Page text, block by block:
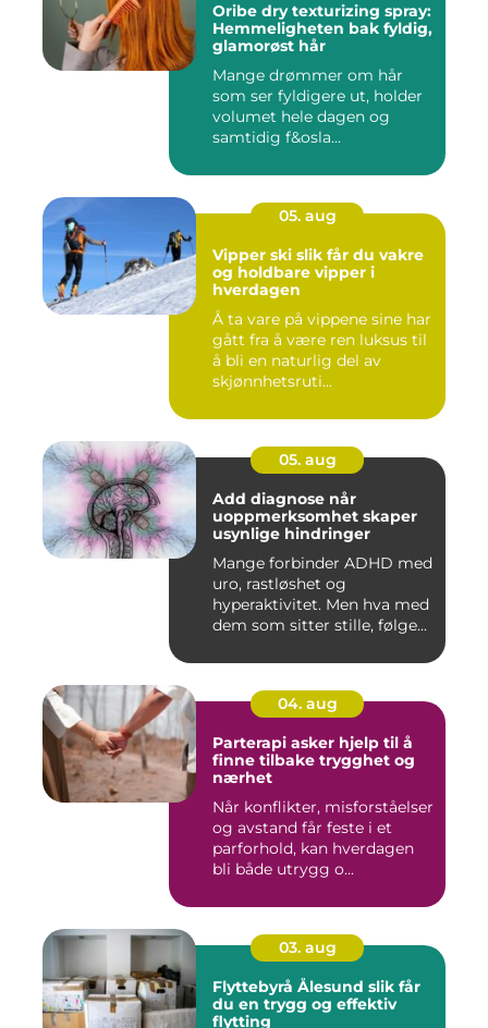
Oribe dry texturizing spray:
Hemmeligheten bak fyldig,
glamorøst hår
Mange drømmer om hår
som ser fyldigere ut, holder
volumet hele dagen og
samtidig f&osla...
05. aug
Vipper ski slik får du vakre
og holdbare vipper i
hverdagen
Å ta vare på vippene sine har
gått fra å være ren luksus til
å bli en naturlig del av
skjønnhetsruti...
05. aug
Add diagnose når
uoppmerksomhet skaper
usynlige hindringer
Mange forbinder ADHD med
uro, rastløshet og
hyperaktivitet. Men hva med
dem som sitter stille, følge...
04. aug
Parterapi asker hjelp til å
finne tilbake trygghet og
nærhet
Når konflikter, misforståelser
og avstand får feste i et
parforhold, kan hverdagen
bli både utrygg o...
03. aug
Flyttebyrå Ålesund slik får
du en trygg og effektiv
flytting